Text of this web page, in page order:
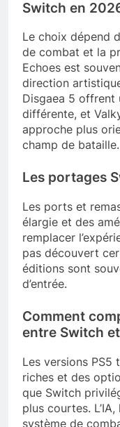
Switch en
Le choix dépend
de combat et la
Echoes est
direction
Disgaea 5 offrent
différente, et
approche plus
champ de bataille.
Les portages
Les ports et
élargie et des
remplacer
pas découvert
éditions sont
d’entrée.
Comment
entre Switch et
Les versions
riches et des
que Switch
plus courtes.
système de